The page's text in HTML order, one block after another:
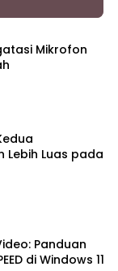
Mikrofon
Lebih Luas pada
Panduan
di Windows 11